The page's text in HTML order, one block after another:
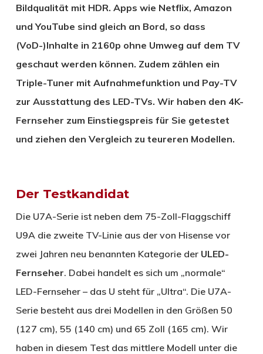
Bildqualität mit HDR. Apps wie Netflix, Amazon
und YouTube sind gleich an Bord, so dass
(VoD-)Inhalte in 2160p ohne Umweg auf dem TV
geschaut werden können. Zudem zählen ein
Triple-Tuner mit Aufnahmefunktion und Pay-TV
zur Ausstattung des LED-TVs. Wir haben den 4K-
Fernseher zum Einstiegspreis für Sie getestet
und ziehen den Vergleich zu teureren Modellen.
Der Testkandidat
Die U7A-Serie ist neben dem 75-Zoll-Flaggschiff
U9A die zweite TV-Linie aus der von Hisense vor
zwei Jahren neu benannten Kategorie der ULED-
Fernseher. Dabei handelt es sich um „normale“
LED-Fernseher – das U steht für „Ultra“. Die U7A-
Serie besteht aus drei Modellen in den Größen 50
(127 cm), 55 (140 cm) und 65 Zoll (165 cm). Wir
haben in diesem Test das mittlere Modell unter die